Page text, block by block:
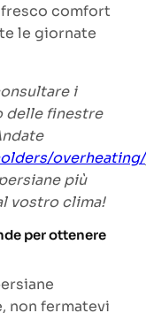
comfort
le giornate
i
delle finestre
overheating/
più
vostro clima!
per ottenere
non fermatevi